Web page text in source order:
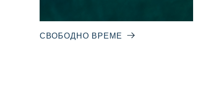
СВОБОДНО ВРЕМЕ